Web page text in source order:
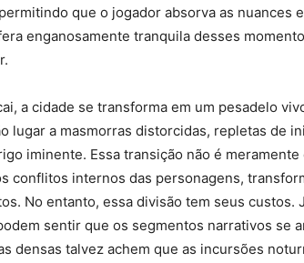
que o jogador absorva as nuances
enganosamente tranquila desses
a cidade se transforma em um pesadelo
lugar a masmorras distorcidas, repletas de
iminente. Essa transição não é
conflitos internos das personagens,
No entanto, essa divisão tem seus custos.
sentir que os segmentos narrativos se
densas talvez achem que as incursões